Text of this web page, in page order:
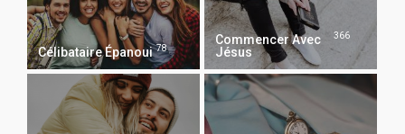
Célibataire Épanoui 78
Commencer Avec
Jésus
366